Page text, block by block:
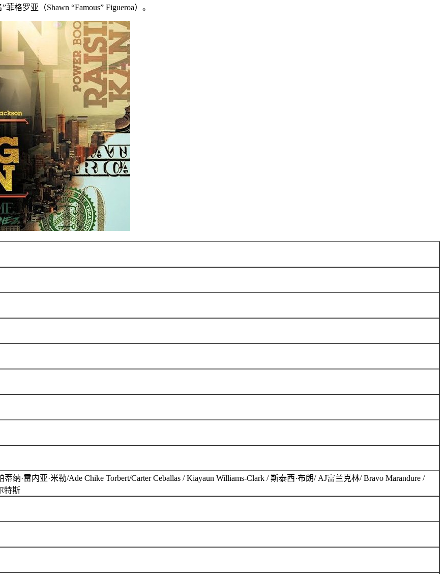
格罗亚（Shawn “Famous” Figueroa）。
·雷内亚·米勒/Ade Chike Torbert/Carter Ceballas / Kiayaun Williams-Clark / 斯泰西·布朗/ AJ富兰克林/ Bravo Marandure /
特斯